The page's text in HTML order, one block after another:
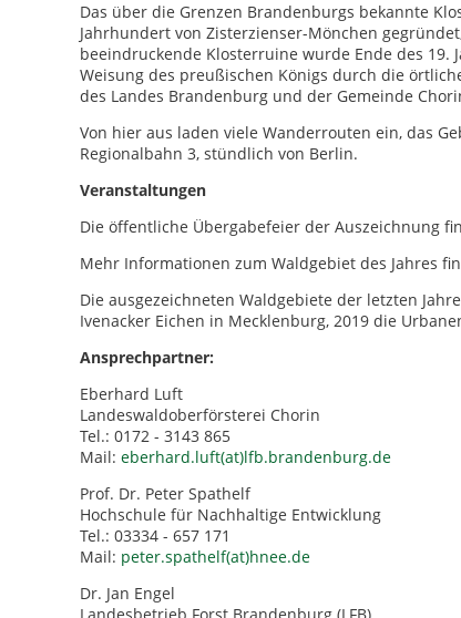
Das über die Grenzen Brandenburgs bekannte
Jahrhundert von Zisterzienser-Mönchen
beeindruckende Klosterruine wurde Ende des
Weisung des preußischen Königs durch die
des Landes Brandenburg und der Gemeinde
Von hier aus laden viele Wanderrouten ein, das
Regionalbahn 3, stündlich von Berlin.
Veranstaltungen
Die öffentliche Übergabefeier der Auszeichnung
Mehr Informationen zum Waldgebiet des Jahres
Die ausgezeichneten Waldgebiete der letzten
Ivenacker Eichen in Mecklenburg, 2019 die
Ansprechpartner:
Eberhard Luft
Landeswaldoberförsterei Chorin
Tel.: 0172 - 3143 865
Mail: eberhard.luft(at)lfb.brandenburg.de
Prof. Dr. Peter Spathelf
Hochschule für Nachhaltige Entwicklung
Tel.: 03334 - 657 171
Mail: peter.spathelf(at)hnee.de
Dr. Jan Engel